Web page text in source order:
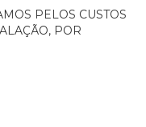
PELOS CUSTOS
POR